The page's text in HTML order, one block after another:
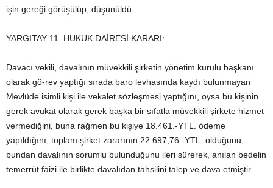
işin gereği görüşülüp, düşünüldü:
YARGITAY 11. HUKUK DAİRESİ KARARI:
Davacı vekili, davalının müvekkili şirketin yönetim kurulu başkanı
olarak gö-rev yaptığı sırada baro levhasında kaydı bulunmayan
Mevlüde isimli kişi ile vekalet sözleşmesi yaptığını, oysa bu kişinin
gerek avukat olarak gerek başka bir sıfatla müvekkili şirkete hizmet
vermediğini, buna rağmen bu kişiye 18.461.-YTL. ödeme
yapıldığını, toplam şirket zararının 22.697,76.-YTL. olduğunu,
bundan davalının sorumlu bulunduğunu ileri sürerek, anılan bedelin
temerrüt faizi ile birlikte davalıdan tahsilini talep ve dava etmiştir.